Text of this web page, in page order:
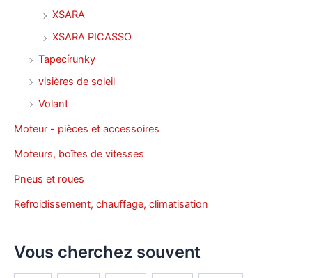
XSARA
XSARA PICASSO
Tapecírunky
visières de soleil
Volant
Moteur - pièces et accessoires
Moteurs, boîtes de vitesses
Pneus et roues
Refroidissement, chauffage, climatisation
Vous cherchez souvent